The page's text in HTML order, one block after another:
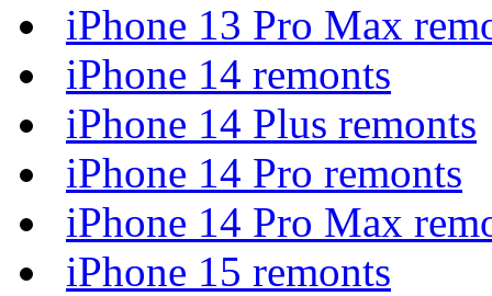
iPhone 13 Pro Max
iPhone 14 remonts
iPhone 14 Plus remonts
iPhone 14 Pro remonts
iPhone 14 Pro Max
iPhone 15 remonts